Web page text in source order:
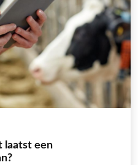
laatst een